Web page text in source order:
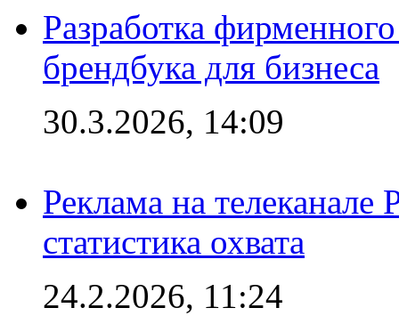
Разработка
брендбука для бизнеса
30.3.2026, 14:09
Реклама на
статистика охвата
24.2.2026, 11:24